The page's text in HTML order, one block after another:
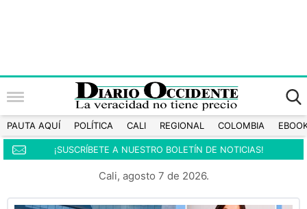
PAUTA AQUÍ POLÍTICA CALI REGIONAL COLOMBIA
¡SUSCRÍBETE A NUESTRO BOLETÍN DE NOTICIAS!
Cali, agosto 7 de 2026.